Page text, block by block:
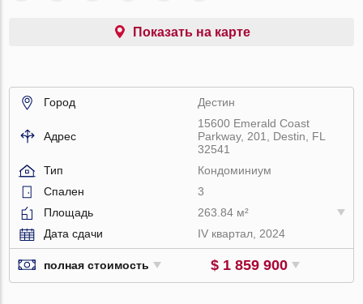
Показать на карте
Город Дестин
Адрес
15600 Emerald Coast
Parkway, 201, Destin, FL
32541
Тип
Кондоминиум
Спален
3
Площадь
263.84 м²
Дата сдачи
IV квартал, 2024
полная стоимость $ 1 859 900